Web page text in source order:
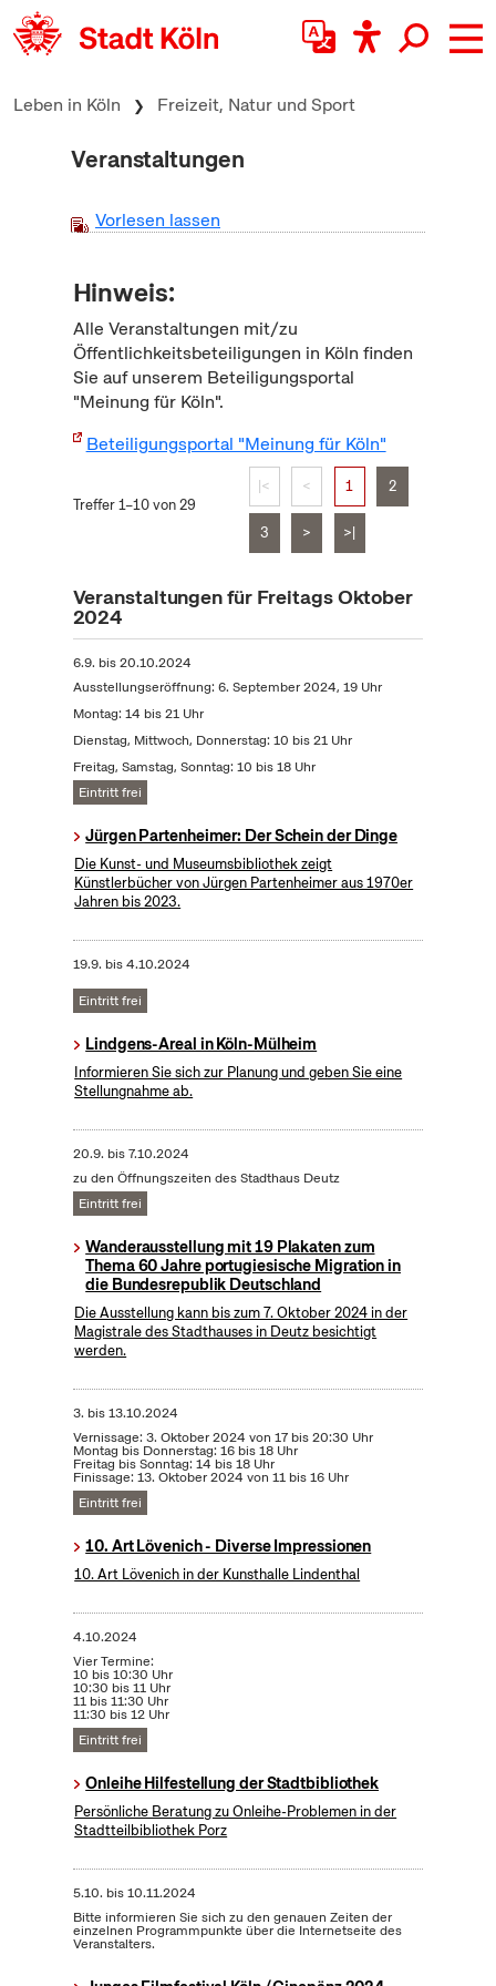
zum Inhalt springen
Leben in Köln Freizeit, Natur und Sport
Veranstaltungen
Vorlesen lassen
Hinweis:
Alle Veranstaltungen mit/zu
Öffentlichkeitsbeteiligungen in Köln finden
Sie auf unserem Beteiligungsportal
"Meinung für Köln".
Beteiligungsportal "Meinung für Köln"
Treffer 1–10 von 29
|< < 1 2
3 > >|
Veranstaltungen für Freitags Oktober
2024
6.9. bis20.10.2024
Ausstellungseröffnung: 6. September 2024, 19 Uhr
Montag: 14 bis 21 Uhr
Dienstag, Mittwoch, Donnerstag: 10 bis 21 Uhr
Freitag, Samstag, Sonntag: 10 bis 18 Uhr
Eintritt frei
Jürgen Partenheimer: Der Schein der Dinge
Die Kunst- und Museumsbibliothek zeigt
Künstlerbücher von Jürgen Partenheimer aus 1970er
Jahren bis 2023.
19.9. bis4.10.2024
Eintritt frei
Lindgens-Areal in Köln-Mülheim
Informieren Sie sich zur Planung und geben Sie eine
Stellungnahme ab.
20.9. bis7.10.2024
zu den Öffnungszeiten des Stadthaus Deutz
Eintritt frei
Wanderausstellung mit 19 Plakaten zum
Thema 60 Jahre portugiesische Migration in
die Bundesrepublik Deutschland
Die Ausstellung kann bis zum 7. Oktober 2024 in der
Magistrale des Stadthauses in Deutz besichtigt
werden.
3. bis13.10.2024
Vernissage: 3. Oktober 2024 von 17 bis 20:30 Uhr
Montag bis Donnerstag: 16 bis 18 Uhr
Freitag bis Sonntag: 14 bis 18 Uhr
Finissage: 13. Oktober 2024 von 11 bis 16 Uhr
Eintritt frei
10. Art Lövenich - Diverse Impressionen
10. Art Lövenich in der Kunsthalle Lindenthal
4.10.2024
Vier Termine:
10 bis 10:30 Uhr
10:30 bis 11 Uhr
11 bis 11:30 Uhr
11:30 bis 12 Uhr
Eintritt frei
Onleihe Hilfestellung der Stadtbibliothek
Persönliche Beratung zu Onleihe-Problemen in der
Stadtteilbibliothek Porz
5.10. bis10.11.2024
Bitte informieren Sie sich zu den genauen Zeiten der
einzelnen Programmpunkte über die Internetseite des
Veranstalters.